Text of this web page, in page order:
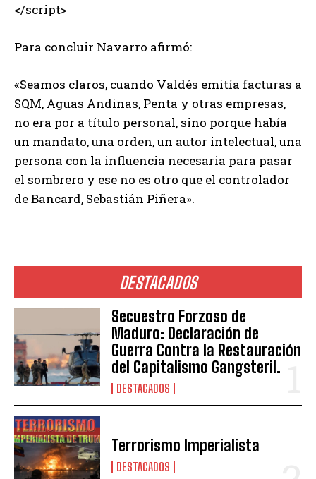
DESTACADOS
Secuestro Forzoso de
Maduro: Declaración de
Guerra Contra la Restauración
del Capitalismo Gangsteril.
DESTACADOS
Terrorismo Imperialista
DESTACADOS
</script>
Para concluir Navarro afirmó:
«Seamos claros, cuando Valdés emitía facturas a
SQM, Aguas Andinas, Penta y otras empresas,
no era por a título personal, sino porque había
un mandato, una orden, un autor intelectual, una
persona con la influencia necesaria para pasar
el sombrero y ese no es otro que el controlador
de Bancard, Sebastián Piñera».